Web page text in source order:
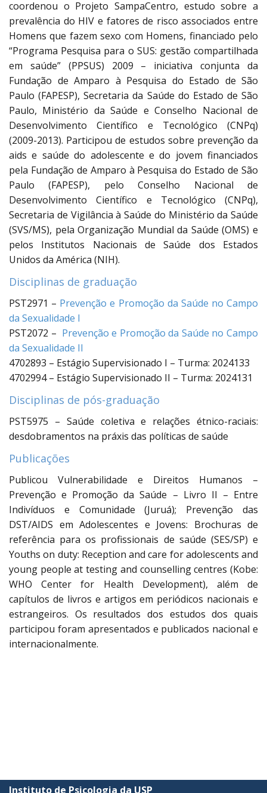
coordenou o Projeto SampaCentro, estudo sobre a
prevalência do HIV e fatores de risco associados entre
Homens que fazem sexo com Homens, financiado pelo
“Programa Pesquisa para o SUS: gestão compartilhada
em saúde” (PPSUS) 2009 – iniciativa conjunta da
Fundação de Amparo à Pesquisa do Estado de São
Paulo (FAPESP), Secretaria da Saúde do Estado de São
Paulo, Ministério da Saúde e Conselho Nacional de
Desenvolvimento Científico e Tecnológico (CNPq)
(2009-2013). Participou de estudos sobre prevenção da
aids e saúde do adolescente e do jovem financiados
pela Fundação de Amparo à Pesquisa do Estado de São
Paulo (FAPESP), pelo Conselho Nacional de
Desenvolvimento Científico e Tecnológico (CNPq),
Secretaria de Vigilância à Saúde do Ministério da Saúde
(SVS/MS), pela Organização Mundial da Saúde (OMS) e
pelos Institutos Nacionais de Saúde dos Estados
Unidos da América (NIH).
Disciplinas de graduação
PST2971 – Prevenção e Promoção da Saúde no Campo
da Sexualidade I
PST2072 – Prevenção e Promoção da Saúde no Campo
da Sexualidade II
4702893 – Estágio Supervisionado I – Turma: 2024133
4702994 – Estágio Supervisionado II – Turma: 2024131
Disciplinas de pós-graduação
PST5975 – Saúde coletiva e relações étnico-raciais:
desdobramentos na práxis das políticas de saúde
Publicações
Publicou Vulnerabilidade e Direitos Humanos –
Prevenção e Promoção da Saúde – Livro II – Entre
Indivíduos e Comunidade (Juruá); Prevenção das
DST/AIDS em Adolescentes e Jovens: Brochuras de
referência para os profissionais de saúde (SES/SP) e
Youths on duty: Reception and care for adolescents and
young people at testing and counselling centres (Kobe:
WHO Center for Health Development), além de
capítulos de livros e artigos em periódicos nacionais e
estrangeiros. Os resultados dos estudos dos quais
participou foram apresentados e publicados nacional e
internacionalmente.
Instituto de Psicologia da USP